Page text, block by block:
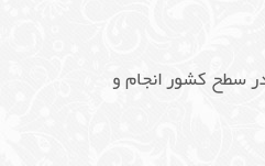
سطح کشور انجام و